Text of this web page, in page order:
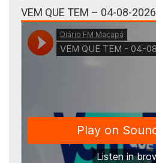
VEM QUE TEM – 04-08-2026